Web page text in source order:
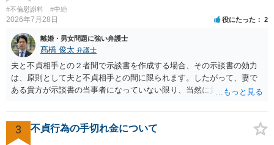
確認する条項（清算条項）をきちんと盛り込んでおくことです。 お金
を払うにしても、紛争が蒸し返されないよう、合意書を作成して取り
交わすようにしてください。
#不倫慰謝料 #中絶
2026年7月28日 役にたった 2
離婚・男女問題に強い弁護士
髙橋 俊太 弁護士
夫と不貞相手との２者間で示談書を作成する場合、その示談書の効力
は、原則として夫と不貞相手との間に限られます。したがって、妻で
ある貴方が示談書の当事者になっていない限り、当然に貴方の不貞慰
避けるためには、示談書の中に「本示談は夫と不貞相手との間の清算
に限るものであり、妻の不貞相手に対する慰謝料請求権を放棄・制限
するものではない」旨を明記しておく方が安全です。また、清算条項
3 不貞行為の手切れ金について